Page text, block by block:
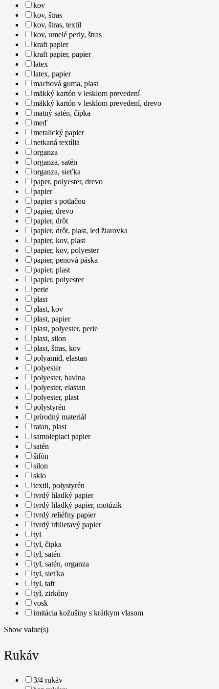
kov
kov, štras
kov, štras, textil
kov, umelé perly, štras
kraft papier
kraft papier, papier
latex
latex, papier
machová guma, plast
mäkký kartón v lesklom prevedení
mäkký kartón v lesklom prevedení, drevo
matný satén, čipka
meď
metalický papier
netkaná textília
organza
organza, satén
organza, sieťka
paper, polyester, drevo
papier
papier s potlačou
papier, drevo
papier, drôt
papier, drôt, plast, led žiarovka
papier, kov, plast
papier, kov, polyester
papier, penová páska
papier, plast
papier, polyester
perie
plast
plast, kov
plast, papier
plast, polyester, perie
plast, silon
plast, štras, kov
polyamid, elastan
polyester
polyester, bavlna
polyester, elastan
polyester, plast
polystyrén
prírodný materiál
ratan, plast
samolepiaci papier
satén
šifón
silon
sklo
textil, polystyrén
tvrdý hladký papier
tvrdý hladký papier, motúzik
tvrdý reliéfny papier
tvrdý trblietavý papier
tyl
tyl, čipka
tyl, satén
tyl, satén, organza
tyl, sieťka
tyl, taft
tyl, zirkóny
vosk
imitácia kožušiny s krátkym vlasom
Show value(s)
Rukáv
3/4 rukáv